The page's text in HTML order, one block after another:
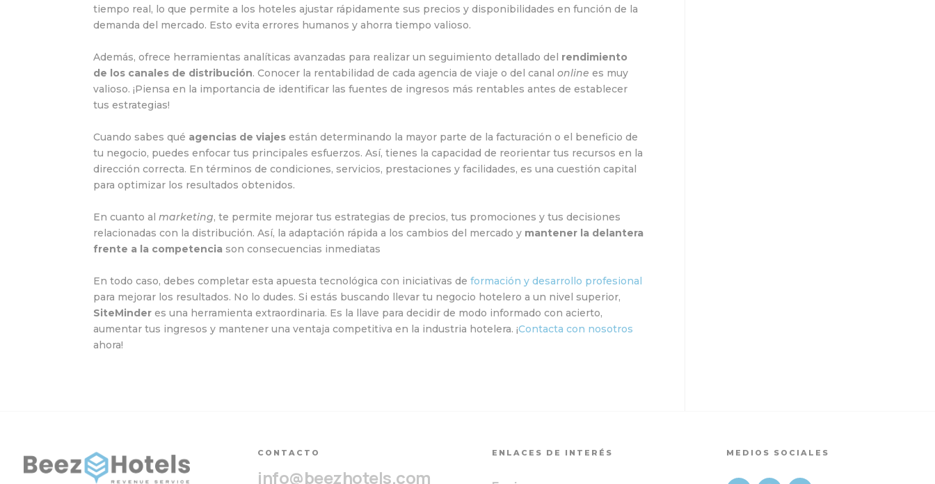
tiempo real, lo que permite a los hoteles ajustar rápidamente sus precios y disponibilidades en función de la
demanda del mercado. Esto evita errores humanos y ahorra tiempo valioso.
Además, ofrece herramientas analíticas avanzadas para realizar un seguimiento detallado del rendimiento
de los canales de distribución. Conocer la rentabilidad de cada agencia de viaje o del canalonline es muy
valioso. ¡Piensa en la importancia de identificar las fuentes de ingresos más rentables antes de establecer
tus estrategias!
Cuando sabes qué agencias de viajes están determinando la mayor parte de la facturación o el beneficio de
tu negocio, puedes enfocar tus principales esfuerzos. Así, tienes la capacidad de reorientar tus recursos en la
dirección correcta. En términos de condiciones, servicios, prestaciones y facilidades, es una cuestión capital
para optimizar los resultados obtenidos.
En cuanto almarketing, te permite mejorar tus estrategias de precios, tus promociones y tus decisiones
relacionadas con la distribución. Así, la adaptación rápida a los cambios del mercado y mantener la delantera
frente a la competencia son consecuencias inmediatas
En todo caso, debes completar esta apuesta tecnológica con iniciativas deformación y desarrollo profesional
para mejorar los resultados. No lo dudes. Si estás buscando llevar tu negocio hotelero a un nivel superior,
SiteMinder es una herramienta extraordinaria. Es la llave para decidir de modo informado con acierto,
aumentar tus ingresos y mantener una ventaja competitiva en la industria hotelera. ¡Contacta con nosotros
ahora!
CONTACTO
info@beezhotels.com
ENLACES DE INTERÉS MEDIOS SOCIALES